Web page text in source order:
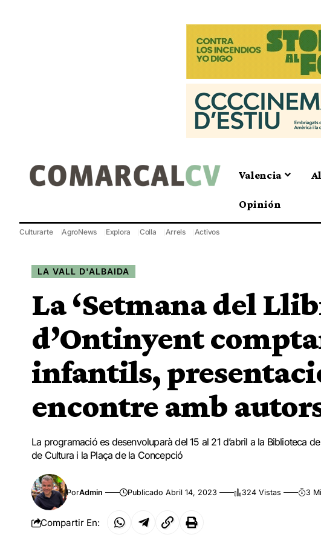
Valencia
Opinión
Culturarte AgroNews Explora Colla Arrels Activos
LA VALL D'ALBAIDA
La ‘Setmana del
d’Ontinyent
infantils,
encontre amb
La programació es desenvoluparà del 15 al 21 d’abril a la Biblioteca
de Cultura i la Plaça de la Concepció
PorAdmin Publicado Abril 14, 2023 324 Vistas 3
Compartir En: